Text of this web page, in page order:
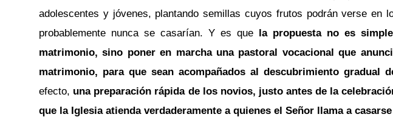
adolescentes y jóvenes, plantando semillas cuyos frutos podrán verse en
probablemente nunca se casarían. Y es que la propuesta no es
matrimonio, sino poner en marcha una pastoral vocacional que
matrimonio, para que sean acompañados al descubrimiento gradual
efecto, una preparación rápida de los novios, justo antes de la
que la Iglesia atienda verdaderamente a quienes el Señor llama a